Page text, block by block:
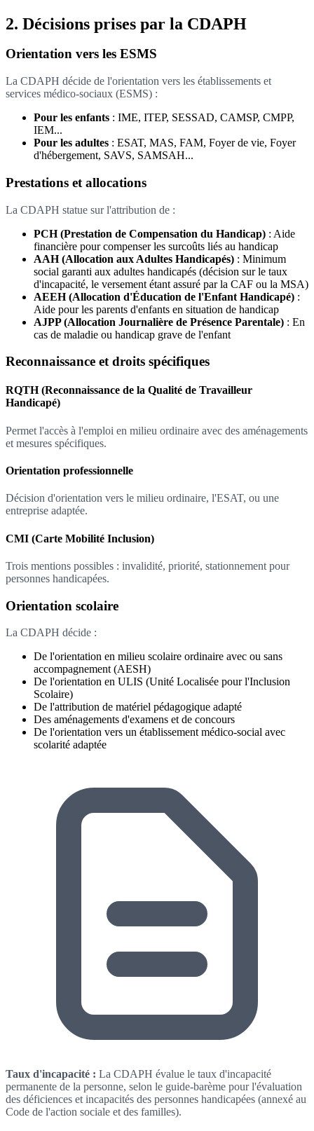
2. Décisions prises par la CDAPH
Orientation vers les ESMS
La CDAPH décide de l'orientation vers les établissements et
services médico-sociaux (ESMS) :
Pour les enfants : IME, ITEP, SESSAD, CAMSP, CMPP,
IEM...
Pour les adultes : ESAT, MAS, FAM, Foyer de vie, Foyer
d'hébergement, SAVS, SAMSAH...
Prestations et allocations
La CDAPH statue sur l'attribution de :
PCH (Prestation de Compensation du Handicap) : Aide
financière pour compenser les surcoûts liés au handicap
AAH (Allocation aux Adultes Handicapés) : Minimum
social garanti aux adultes handicapés (décision sur le taux
d'incapacité, le versement étant assuré par la CAF ou la MSA)
AEEH (Allocation d'Éducation de l'Enfant Handicapé) :
Aide pour les parents d'enfants en situation de handicap
AJPP (Allocation Journalière de Présence Parentale) : En
cas de maladie ou handicap grave de l'enfant
Reconnaissance et droits spécifiques
RQTH (Reconnaissance de la Qualité de Travailleur
Handicapé)
Permet l'accès à l'emploi en milieu ordinaire avec des aménagements
et mesures spécifiques.
Orientation professionnelle
Décision d'orientation vers le milieu ordinaire, l'ESAT, ou une
entreprise adaptée.
CMI (Carte Mobilité Inclusion)
Trois mentions possibles : invalidité, priorité, stationnement pour
personnes handicapées.
Orientation scolaire
La CDAPH décide :
De l'orientation en milieu scolaire ordinaire avec ou sans
accompagnement (AESH)
De l'orientation en ULIS (Unité Localisée pour l'Inclusion
Scolaire)
De l'attribution de matériel pédagogique adapté
Des aménagements d'examens et de concours
De l'orientation vers un établissement médico-social avec
scolarité adaptée
Taux d'incapacité : La CDAPH évalue le taux d'incapacité
permanente de la personne, selon le guide-barème pour l'évaluation
des déficiences et incapacités des personnes handicapées (annexé au
Code de l'action sociale et des familles).